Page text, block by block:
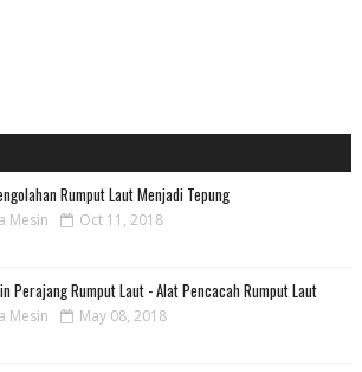
Rumput Laut Menjadi Tepung
Mesin Oct 11, 2018
Perajang Rumput Laut - Alat Pencacah Rumput Laut
Mesin May 08, 2018